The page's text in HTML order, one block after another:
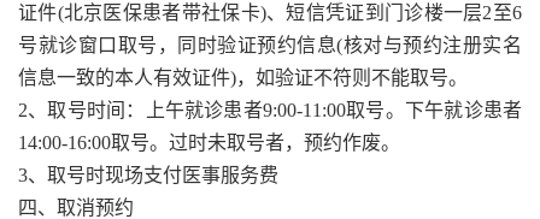
证件(北京医保患者带社保卡)、短信凭证到门诊楼一层2至6
号就诊窗口取号，同时验证预约信息(核对与预约注册实名
信息一致的本人有效证件)，如验证不符则不能取号。
2、取号时间：上午就诊患者9:00-11:00取号。下午就诊患者
14:00-16:00取号。过时未取号者，预约作废。
3、取号时现场支付医事服务费
四、取消预约